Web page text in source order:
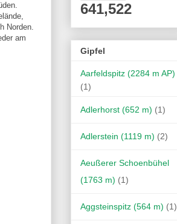
Norden.
am
641,522
Gipfel
Aarfeldspitz (2284 m AP)
(1)
Adlerhorst (652 m) (1)
Adlerstein (1119 m) (2)
Aeußerer Schoenbühel
(1763 m) (1)
Aggsteinspitz (564 m) (1)